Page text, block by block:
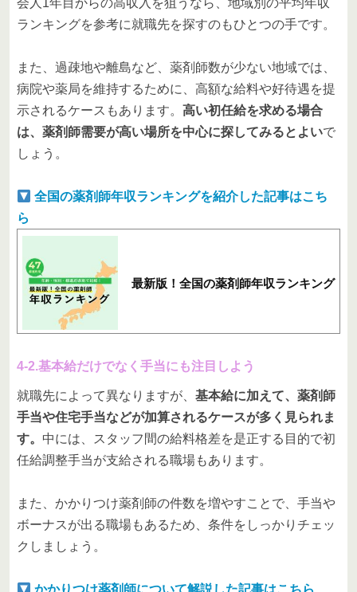
会人1年目からの高収入を狙うなら、地域別の平均年収
ランキングを参考に就職先を探すのもひとつの手です。
また、過疎地や離島など、薬剤師数が少ない地域では、
病院や薬局を維持するために、高額な給料や好待遇を提
示されるケースもあります。 高い初任給を求める場合
は、薬剤師需要が高い場所を中心に探してみるとよいで
しょう。
全国の薬剤師年収ランキングを紹介した記事はこち
ら
最新版！全国の薬剤師年収ランキング
4-2.基本給だけでなく手当にも注目しよう
就職先によって異なりますが、 基本給に加えて、薬剤師
手当や住宅手当などが加算されるケースが多く見られま
す。 中には、スタッフ間の給料格差を是正する目的で初
任給調整手当が支給される職場もあります。
また、かかりつけ薬剤師の件数を増やすことで、手当や
ボーナスが出る職場もあるため、条件をしっかりチェッ
クしましょう。